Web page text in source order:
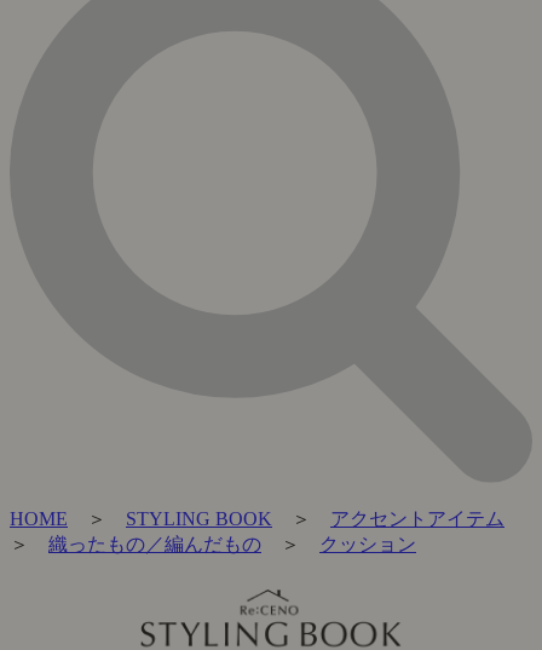
HOME ＞ STYLING BOOK ＞ アクセントアイテム
＞ 織ったもの／編んだもの ＞ クッション